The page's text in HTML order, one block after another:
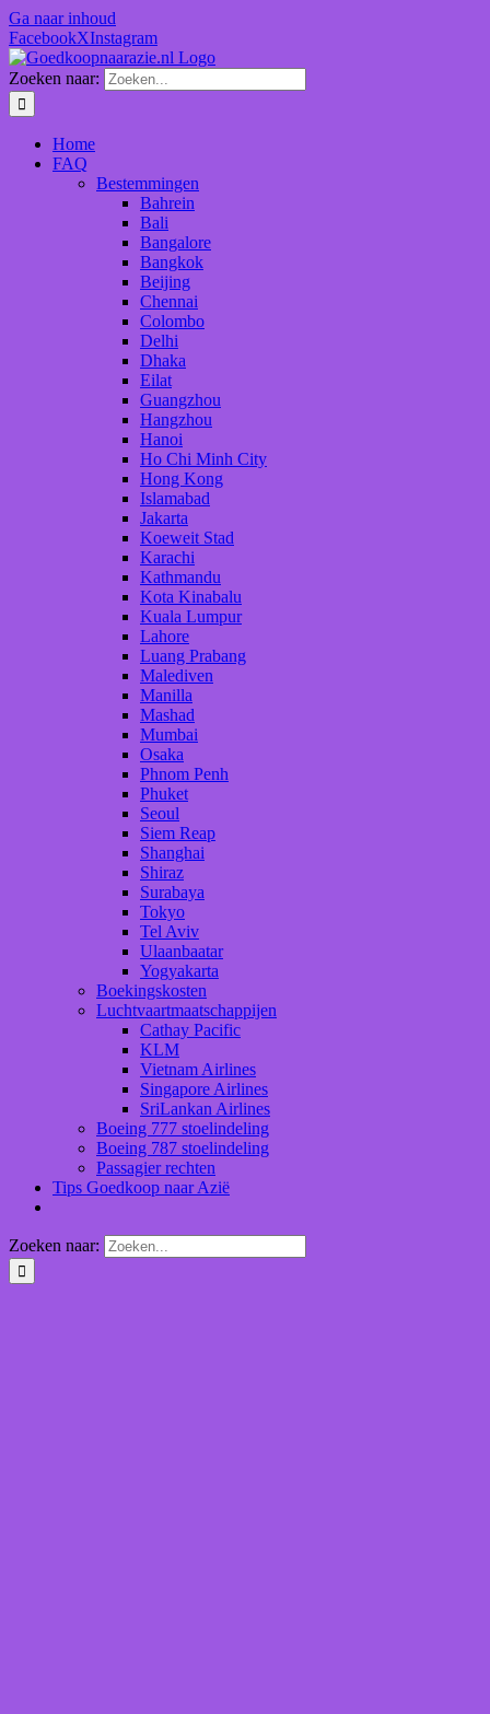
Ga naar inhoud
FacebookXInstagram
Zoeken naar:
Home
FAQ
Bestemmingen
Bahrein
Bali
Bangalore
Bangkok
Beijing
Chennai
Colombo
Delhi
Dhaka
Eilat
Guangzhou
Hangzhou
Hanoi
Ho Chi Minh City
Hong Kong
Islamabad
Jakarta
Koeweit Stad
Karachi
Kathmandu
Kota Kinabalu
Kuala Lumpur
Lahore
Luang Prabang
Malediven
Manilla
Mashad
Mumbai
Osaka
Phnom Penh
Phuket
Seoul
Siem Reap
Shanghai
Shiraz
Surabaya
Tokyo
Tel Aviv
Ulaanbaatar
Yogyakarta
Boekingskosten
Luchtvaartmaatschappijen
Cathay Pacific
KLM
Vietnam Airlines
Singapore Airlines
SriLankan Airlines
Boeing 777 stoelindeling
Boeing 787 stoelindeling
Passagier rechten
Tips Goedkoop naar Azië
Zoeken naar: